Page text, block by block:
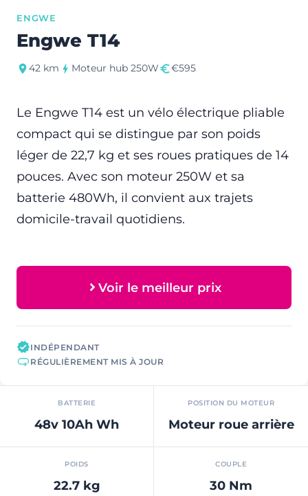
ENGWE
Engwe T14
42 km Moteur hub 250W €595
Le Engwe T14 est un vélo électrique pliable
compact qui se distingue par son poids
léger de 22,7 kg et ses roues pratiques de 14
pouces. Avec son moteur 250W et sa
batterie 480Wh, il convient aux trajets
domicile-travail quotidiens.
Voir le meilleur prix
INDÉPENDANT
RÉGULIÈREMENT MIS À JOUR
BATTERIE
48v 10Ah Wh
POSITION DU MOTEUR
Moteur roue arrière
POIDS
22.7 kg
COUPLE
30 Nm